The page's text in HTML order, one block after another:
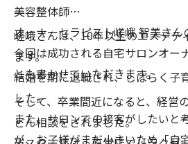
美容整体師
オーナーセラピスト嵯峨 智美さん
今回は成功される自宅サロンオー
とも書かせていただきます。
嵯峨さんは、10年以上のエステテ
ます。
結婚を期に退職され、しばらく子
した。
また、サロンでの接客がしたいと
が、お子様がまだ小さいため「自
そして、卒業間近になると、経営
どん相談をされました。